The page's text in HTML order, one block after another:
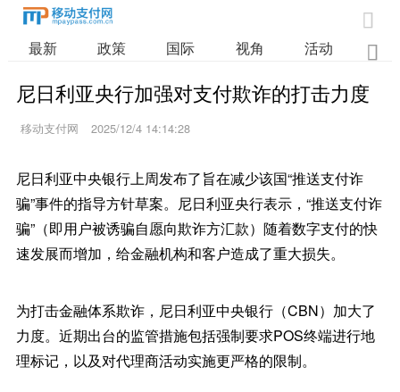

最新 政策 国际 视角 活动 业

尼日利亚央行加强对支付欺诈的打击力度
移动支付网 2025/12/4 14:14:28
尼日利亚中央银行上周发布了旨在减少该国“推送支付诈
骗”事件的指导方针草案。尼日利亚央行表示，“推送支付诈
骗”（即用户被诱骗自愿向欺诈方汇款）随着数字支付的快
速发展而增加，给金融机构和客户造成了重大损失。
为打击金融体系欺诈，尼日利亚中央银行（CBN）加大了
力度。近期出台的监管措施包括强制要求POS终端进行地
理标记，以及对代理商活动实施更严格的限制。